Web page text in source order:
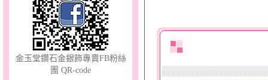
金玉堂鑽石金銀飾專賣FB粉絲
團 QR-code